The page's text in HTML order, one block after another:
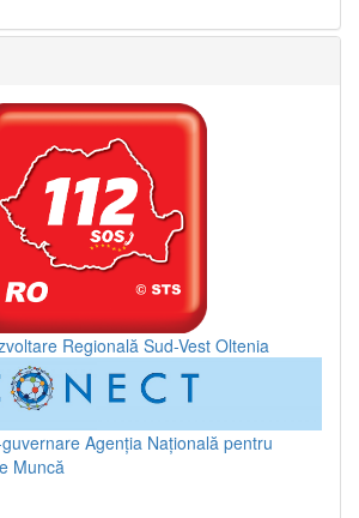
Regională Sud-Vest Oltenia
Agenția Națională pentru
Muncă